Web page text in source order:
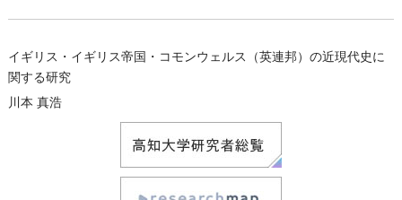
イギリス・イギリス帝国・コモンウェルス（英連邦）の近現代史に
関する研究
川本 真浩